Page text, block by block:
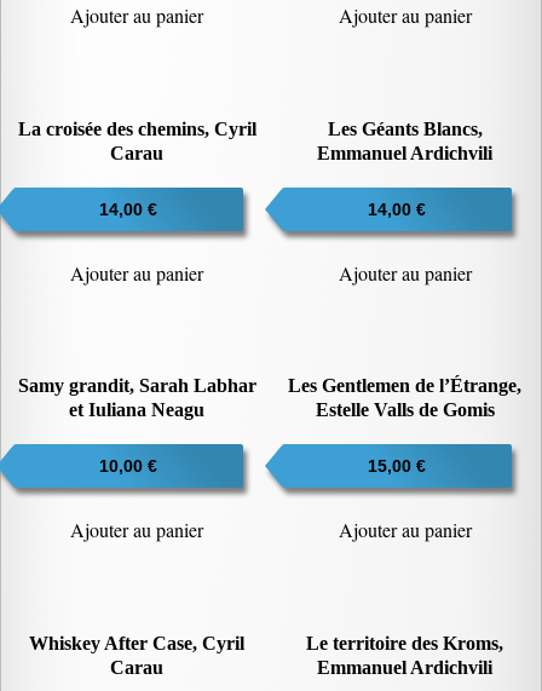
Ajouter au panier Ajouter au panier
La croisée des chemins, Cyril
Carau
14,00 €
Ajouter au panier
Les Géants Blancs,
Emmanuel Ardichvili
14,00 €
Ajouter au panier
Samy grandit, Sarah Labhar
et Iuliana Neagu
10,00 €
Ajouter au panier
Les Gentlemen de l’Étrange,
Estelle Valls de Gomis
15,00 €
Ajouter au panier
Whiskey After Case, Cyril
Carau
Le territoire des Kroms,
Emmanuel Ardichvili